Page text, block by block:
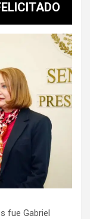
fue Gabriel